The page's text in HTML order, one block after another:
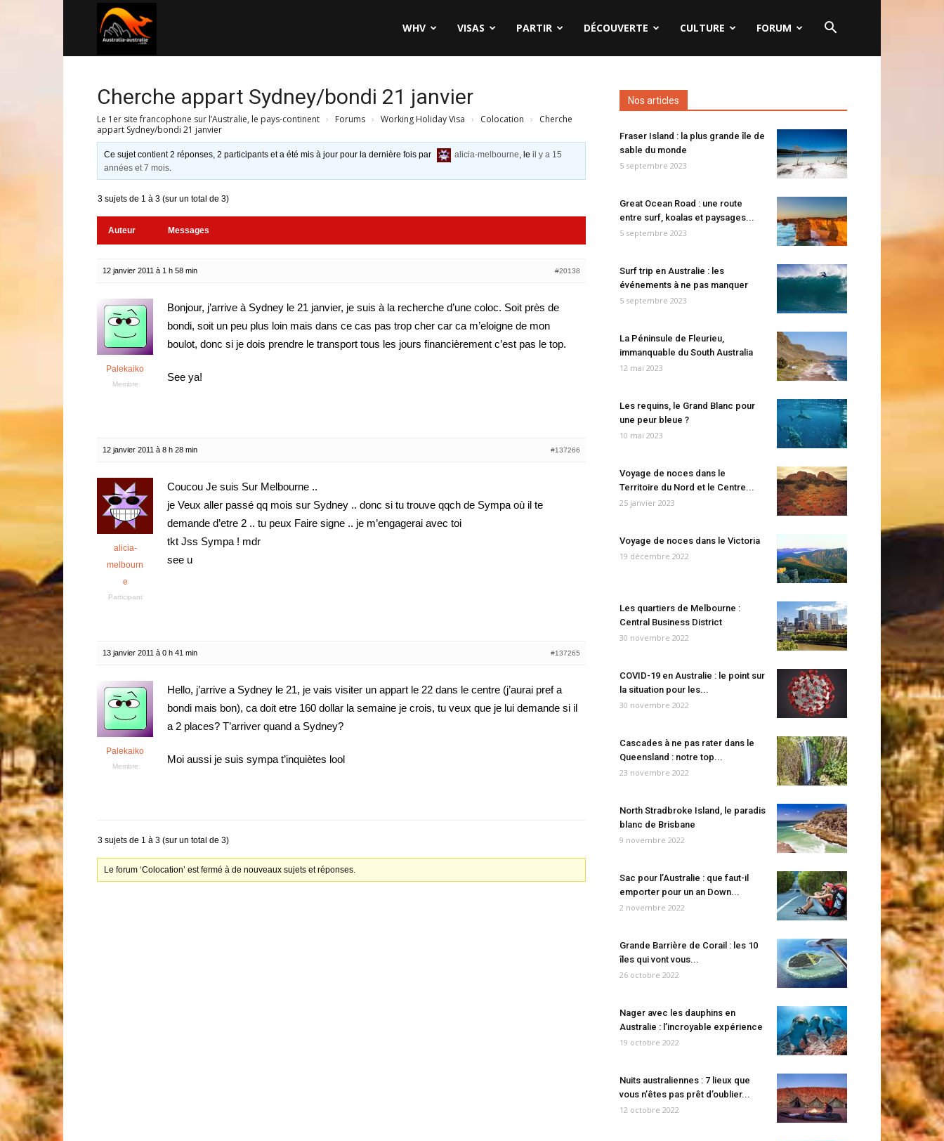
WHV VISAS PARTIR DÉCOUVERTE CULTURE FORUM
Cherche appart Sydney/bondi 21 janvier
Le 1er site francophone sur l’Australie, le pays-continent › Forums › Working Holiday Visa › Colocation ›
Cherche
appart Sydney/bondi 21 janvier
Ce sujet contient 2 réponses, 2 participants et a été mis à jour pour la dernière fois par alicia-melbourne, leil y a 15
années et 7 mois.
3 sujets de 1 à 3 (sur un total de 3)
Auteur Messages
12 janvier 2011 à 1 h 58 min #20138
Palekaiko
Membre
Bonjour, j’arrive à Sydney le 21 janvier, je suis à la recherche d’une coloc. Soit près de
bondi, soit un peu plus loin mais dans ce cas pas trop cher car ca m’eloigne de mon
boulot, donc si je dois prendre le transport tous les jours financièrement c’est pas le top.
See ya!
12 janvier 2011 à 8 h 28 min #137266
alicia-
melbourn
e
Participant
Coucou Je suis Sur Melbourne ..
je Veux aller passé qq mois sur Sydney .. donc si tu trouve qqch de Sympa où il te
demande d’etre 2 .. tu peux Faire signe .. je m’engagerai avec toi
tkt Jss Sympa ! mdr
see u
13 janvier 2011 à 0 h 41 min #137265
Palekaiko
Membre
Hello, j’arrive a Sydney le 21, je vais visiter un appart le 22 dans le centre (j’aurai pref a
bondi mais bon), ca doit etre 160 dollar la semaine je crois, tu veux que je lui demande si il
a 2 places? T’arriver quand a Sydney?
Moi aussi je suis sympa t’inquiètes lool
3 sujets de 1 à 3 (sur un total de 3)
Le forum ‘Colocation’ est fermé à de nouveaux sujets et réponses.
Nos articles
Fraser Island : la plus grande île de
sable du monde
5 septembre 2023
Great Ocean Road : une route
entre surf, koalas et paysages...
5 septembre 2023
Surf trip en Australie : les
événements à ne pas manquer
5 septembre 2023
La Péninsule de Fleurieu,
immanquable du South Australia
12 mai 2023
Les requins, le Grand Blanc pour
une peur bleue ?
10 mai 2023
Voyage de noces dans le
Territoire du Nord et le Centre...
25 janvier 2023
Voyage de noces dans le Victoria
19 décembre 2022
Les quartiers de Melbourne :
Central Business District
30 novembre 2022
COVID-19 en Australie : le point sur
la situation pour les...
30 novembre 2022
Cascades à ne pas rater dans le
Queensland : notre top...
23 novembre 2022
North Stradbroke Island, le paradis
blanc de Brisbane
9 novembre 2022
Sac pour l’Australie : que faut-il
emporter pour un an Down...
2 novembre 2022
Grande Barrière de Corail : les 10
îles qui vont vous...
26 octobre 2022
Nager avec les dauphins en
Australie : l’incroyable expérience
19 octobre 2022
Nuits australiennes : 7 lieux que
vous n’êtes pas prêt d’oublier...
12 octobre 2022